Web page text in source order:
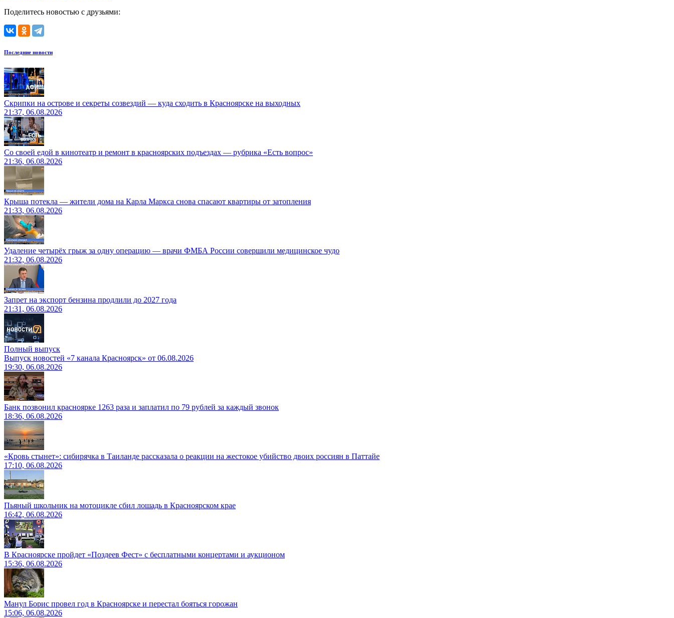
Поделитесь новостью с друзьями:
Последние новости
Скрипки на острове и секреты созвездий — куда сходить в Красноярске на выходных
21:37, 06.08.2026
Со своей едой в кинотеатр и ремонт в красноярских подъездах — рубрика «Есть вопрос»
21:36, 06.08.2026
Крыша потекла — жители дома на Карла Маркса снова спасают квартиры от затопления
21:33, 06.08.2026
Удаление четырёх грыж за одну операцию — врачи ФМБА России совершили медицинское чудо
21:32, 06.08.2026
Запрет на экспорт бензина продлили до 2027 года
21:31, 06.08.2026
Полный выпуск
Выпуск новостей «7 канала Красноярск» от 06.08.2026
19:30, 06.08.2026
Банк позвонил красноярке 1263 раза и заплатил по 79 рублей за каждый звонок
18:36, 06.08.2026
«Кровь стынет»: сибирячка в Таиланде рассказала о реакции на жестокое убийство двоих россиян в Паттайе
17:10, 06.08.2026
Пьяный школьник на мотоцикле сбил лошадь в Красноярском крае
16:42, 06.08.2026
В Красноярске пройдет «Поздеев Фест» с бесплатными концертами и аукционом
15:36, 06.08.2026
Манул Борис провел год в Красноярске и перестал бояться горожан
15:06, 06.08.2026